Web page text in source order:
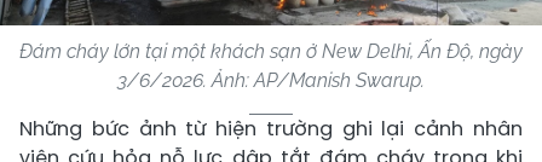
Đám cháy lớn tại một khách sạn ở New Delhi, Ấn Độ, ngày
3/6/2026. Ảnh: AP/Manish Swarup.
Những bức ảnh từ hiện trường ghi lại cảnh nhân